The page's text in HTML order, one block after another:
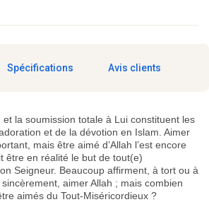
Spécifications Avis clients
et la soumission totale à Lui constituent les
et de la dévotion en Islam. Aimer
mais être aimé d’Allah l’est encore
être en réalité le but de tout(e)
Seigneur. Beaucoup affirment, à tort ou à
aimer Allah ; mais combien
aimés du Tout-Miséricordieux ?